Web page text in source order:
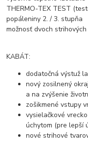
THERMO-TEX TEST
popáleniny 2. / 3. stupňa
možnosť dvoch
KABÁT:
dodatočná výstuž
nový zosilnený
a na zvýšenie
zošikmené vstupy
vysielačkové
úchytom (pre lepší
nové strihové